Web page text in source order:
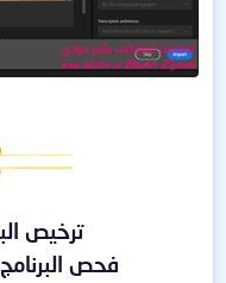
ترخيص
فحص